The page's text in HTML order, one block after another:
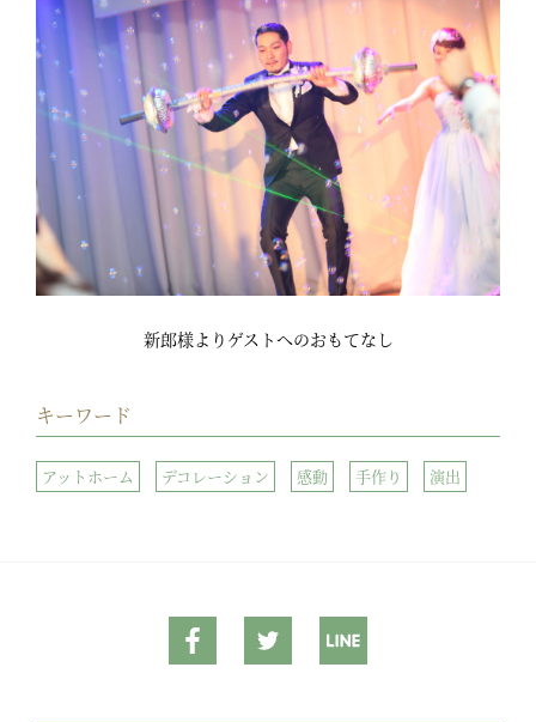
新郎様よりゲストへのおもてなし
キーワード
アットホーム デコレーション 感動 手作り 演出